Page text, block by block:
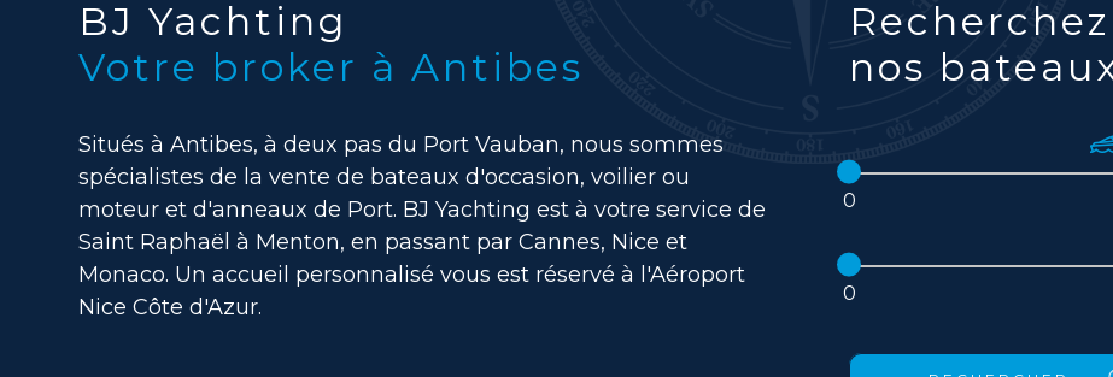
BJ Yachting
Votre broker à Antibes
Situés à Antibes, à deux pas du Port Vauban, nous sommes
spécialistes de la vente de bateaux d'occasion, voilier ou
moteur et d'anneaux de Port. BJ Yachting est à votre service de
Saint Raphaël à Menton, en passant par Cannes, Nice et
Monaco. Un accueil personnalisé vous est réservé à l'Aéroport
Nice Côte d'Azur.
nos